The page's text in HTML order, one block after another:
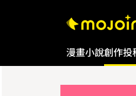
漫畫小說創作投